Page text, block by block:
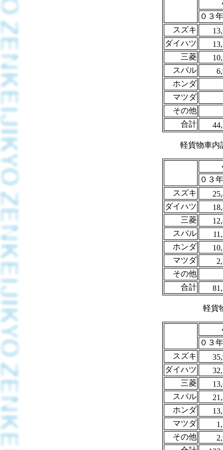
０３
スズキ
ダイハツ
三菱
スバル
ホンダ
マツダ
その他
合計
軽貨物車内
０３
スズキ
ダイハツ
三菱
スバル
ホンダ
マツダ
その他
合計
軽貨
０３
スズキ
ダイハツ
三菱
スバル
ホンダ
マツダ
その他